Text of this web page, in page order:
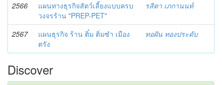
2566
แผนทางธุรกิจสัตว์เลี้ยงแบบครบ
วงจรร้าน "PREP-PET"
รสิตา เภกานนท์
2567
แผนธุรกิจ ร้าน ติ๋ม ติ่มซำ เมือง
ตรัง
ทอฝัน ทองประดับ
Discover